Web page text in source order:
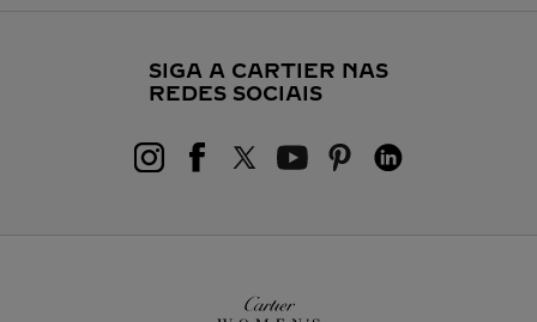
SIGA A CARTIER NAS
REDES SOCIAIS